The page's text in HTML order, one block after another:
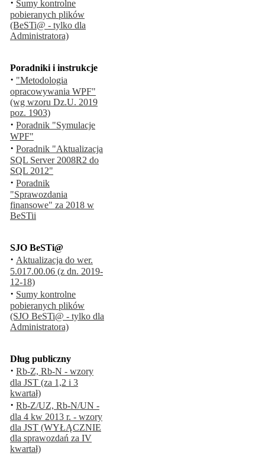
· Sumy kontrolne
pobieranych plików
(BeSTi@ - tylko dla
Administratora)
Poradniki i instrukcje
· "Metodologia
opracowywania WPF"
(wg wzoru Dz.U. 2019
poz. 1903)
· Poradnik "Symulacje
WPF"
· Poradnik "Aktualizacja
SQL Server 2008R2 do
SQL 2012"
· Poradnik
"Sprawozdania
finansowe" za 2018 w
BeSTii
SJO BeSTi@
· Aktualizacja do wer.
5.017.00.06 (z dn. 2019-
12-18)
· Sumy kontrolne
pobieranych plików
(SJO BeSTi@ - tylko dla
Administratora)
Dług publiczny
· Rb-Z, Rb-N - wzory
dla JST (za 1,2 i 3
kwartał)
· Rb-Z/UZ, Rb-N/UN -
dla 4 kw 2013 r. - wzory
dla JST (WYŁĄCZNIE
dla sprawozdań za IV
kwartał)